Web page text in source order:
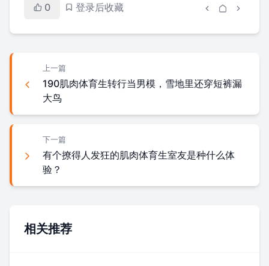
0 登录后收藏
上一篇
190肌肉体育生转行当男模，雪地里还穿短裤漏
大鸟
下一篇
有个撩得人发狂的肌肉体育生室友是种什么体
验？
相关推荐